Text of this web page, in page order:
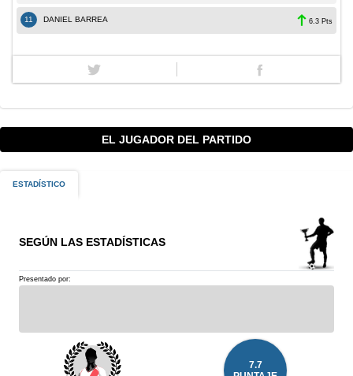
11 DANIEL BARREA 6.3 Pts
EL JUGADOR DEL PARTIDO
ESTADÍSTICO
SEGÚN LAS ESTADÍSTICAS
Presentado por:
7.7